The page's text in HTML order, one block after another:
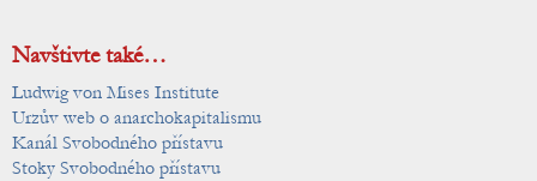
Navštivte také…
Ludwig von Mises Institute
Urzův web o anarchokapitalismu
Kanál Svobodného přístavu
Stoky Svobodného přístavu